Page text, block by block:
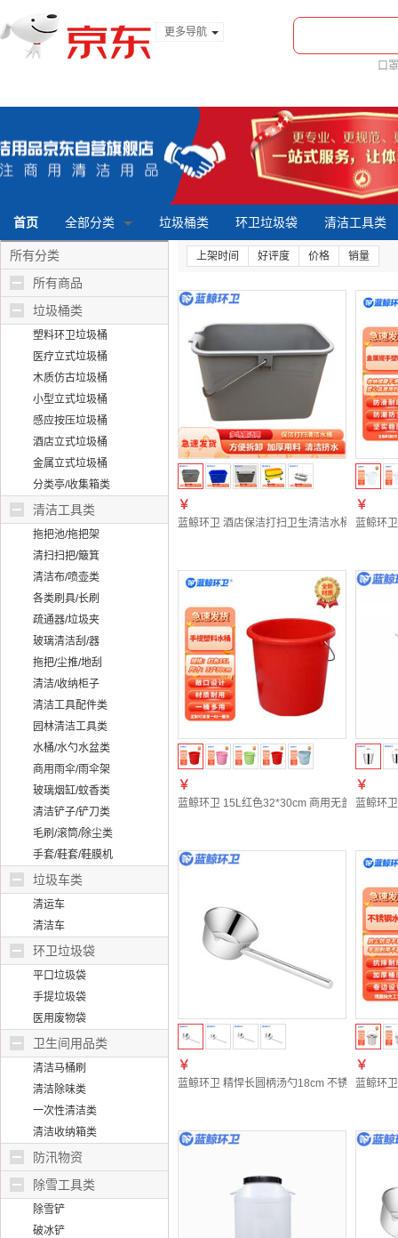
更多导航
口罩
首页 全部分类 垃圾桶类 环卫垃圾袋 清洁工具类
所有分类
所有商品
垃圾桶类
塑料环卫垃圾桶
医疗立式垃圾桶
木质仿古垃圾桶
小型立式垃圾桶
感应按压垃圾桶
酒店立式垃圾桶
金属立式垃圾桶
分类亭/收集箱类
清洁工具类
拖把池/拖把架
清扫扫把/簸箕
清洁布/喷壶类
各类刷具/长刷
疏通器/垃圾夹
玻璃清洁刮/器
拖把/尘推/地刮
清洁/收纳柜子
清洁工具配件类
园林清洁工具类
水桶/水勺水盆类
商用雨伞/雨伞架
玻璃烟缸/蚊香类
清洁铲子/铲刀类
毛刷/滚筒/除尘类
手套/鞋套/鞋膜机
垃圾车类
清运车
清洁车
环卫垃圾袋
平口垃圾袋
手提垃圾袋
医用废物袋
卫生间用品类
清洁马桶刷
清洁除味类
一次性清洁类
清洁收纳箱类
防汛物资
除雪工具类
除雪铲
破冰铲
上架时间 好评度 价格 销量
￥
蓝鲸环卫 酒店保洁打扫卫生清洁水桶 灰色单
￥
蓝鲸环
￥
蓝鲸环卫 15L红色32*30cm 商用无盖塑料桶
￥
蓝鲸环
￥
蓝鲸环卫 精悍长圆柄汤勺18cm 不锈钢加长水
￥
蓝鲸环